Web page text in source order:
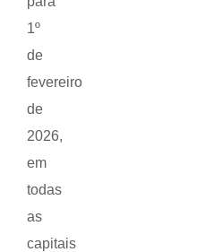
1º
de
fevereiro
de
2026,
em
todas
as
capitais